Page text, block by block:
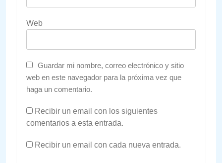
Web
Guardar mi nombre, correo electrónico y sitio
web en este navegador para la próxima vez que
haga un comentario.
Recibir un email con los siguientes
comentarios a esta entrada.
Recibir un email con cada nueva entrada.